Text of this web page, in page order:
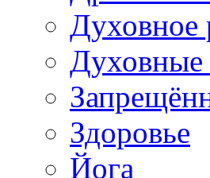
Духовное
Духовные
Здоровье
Йога